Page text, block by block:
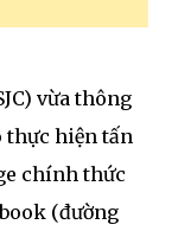
vừa thông
thực hiện tấn
chính thức
(đường